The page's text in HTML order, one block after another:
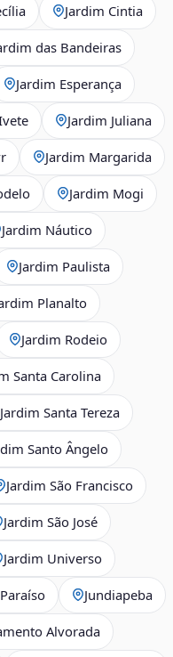
Jardim Cintia
das Bandeiras
Jardim Esperança
Jardim Juliana
Jardim Margarida
Jardim Mogi
Jardim Náutico
Jardim Paulista
Planalto
Jardim Rodeio
Santa Carolina
Jardim Santa Tereza
Santo Ângelo
Jardim São Francisco
Jardim São José
Jardim Universo
Jundiapeba
Alvorada